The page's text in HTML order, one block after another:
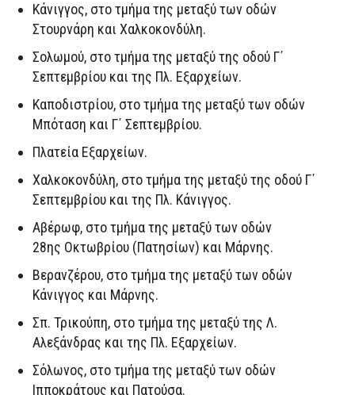
Κάνιγγος, στο τμήμα της μεταξύ των οδών
Στουρνάρη και Χαλκοκονδύλη.
Σολωμού, στο τμήμα της μεταξύ της οδού Γ΄
Σεπτεμβρίου και της Πλ. Εξαρχείων.
Καποδιστρίου, στο τμήμα της μεταξύ των οδών
Μπόταση και Γ΄ Σεπτεμβρίου.
Πλατεία Εξαρχείων.
Χαλκοκονδύλη, στο τμήμα της μεταξύ της οδού Γ΄
Σεπτεμβρίου και της Πλ. Κάνιγγος.
Αβέρωφ, στο τμήμα της μεταξύ των οδών
28ης Οκτωβρίου (Πατησίων) και Μάρνης.
Βερανζέρου, στο τμήμα της μεταξύ των οδών
Κάνιγγος και Μάρνης.
Σπ. Τρικούπη, στο τμήμα της μεταξύ της Λ.
Αλεξάνδρας και της Πλ. Εξαρχείων.
Σόλωνος, στο τμήμα της μεταξύ των οδών
Ιπποκράτους και Πατούσα.